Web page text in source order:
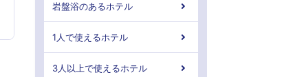
岩盤浴のあるホテル
1人で使えるホテル
3人以上で使えるホテル